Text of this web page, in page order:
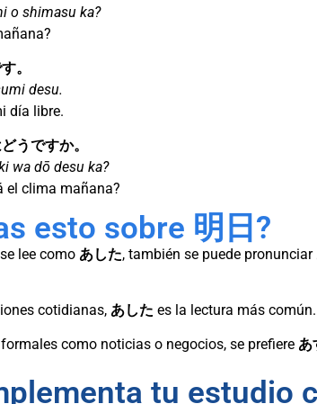
o shimasu ka?
。
desu.
día libre.
うですか。
wa dō desu ka?
el clima mañana?
esto sobre 明日?
se lee como あした, también se puede pronunciar
cotidianas, あした es la lectura más común.
como noticias o negocios, se prefiere あ
tu estudio